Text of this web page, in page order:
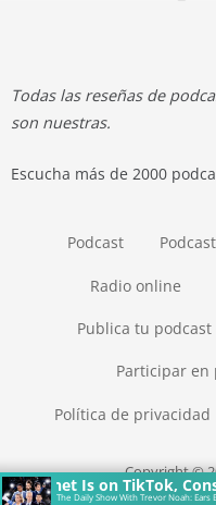
Is on TikTok,
The Daily Show With Trevor Noah: Ears
Todas las reseñas de
son nuestras.
Escucha más de 2000
Podcast
Radio online
Publica tu podcast
Participar en
Política de privacidad
Copyright ©